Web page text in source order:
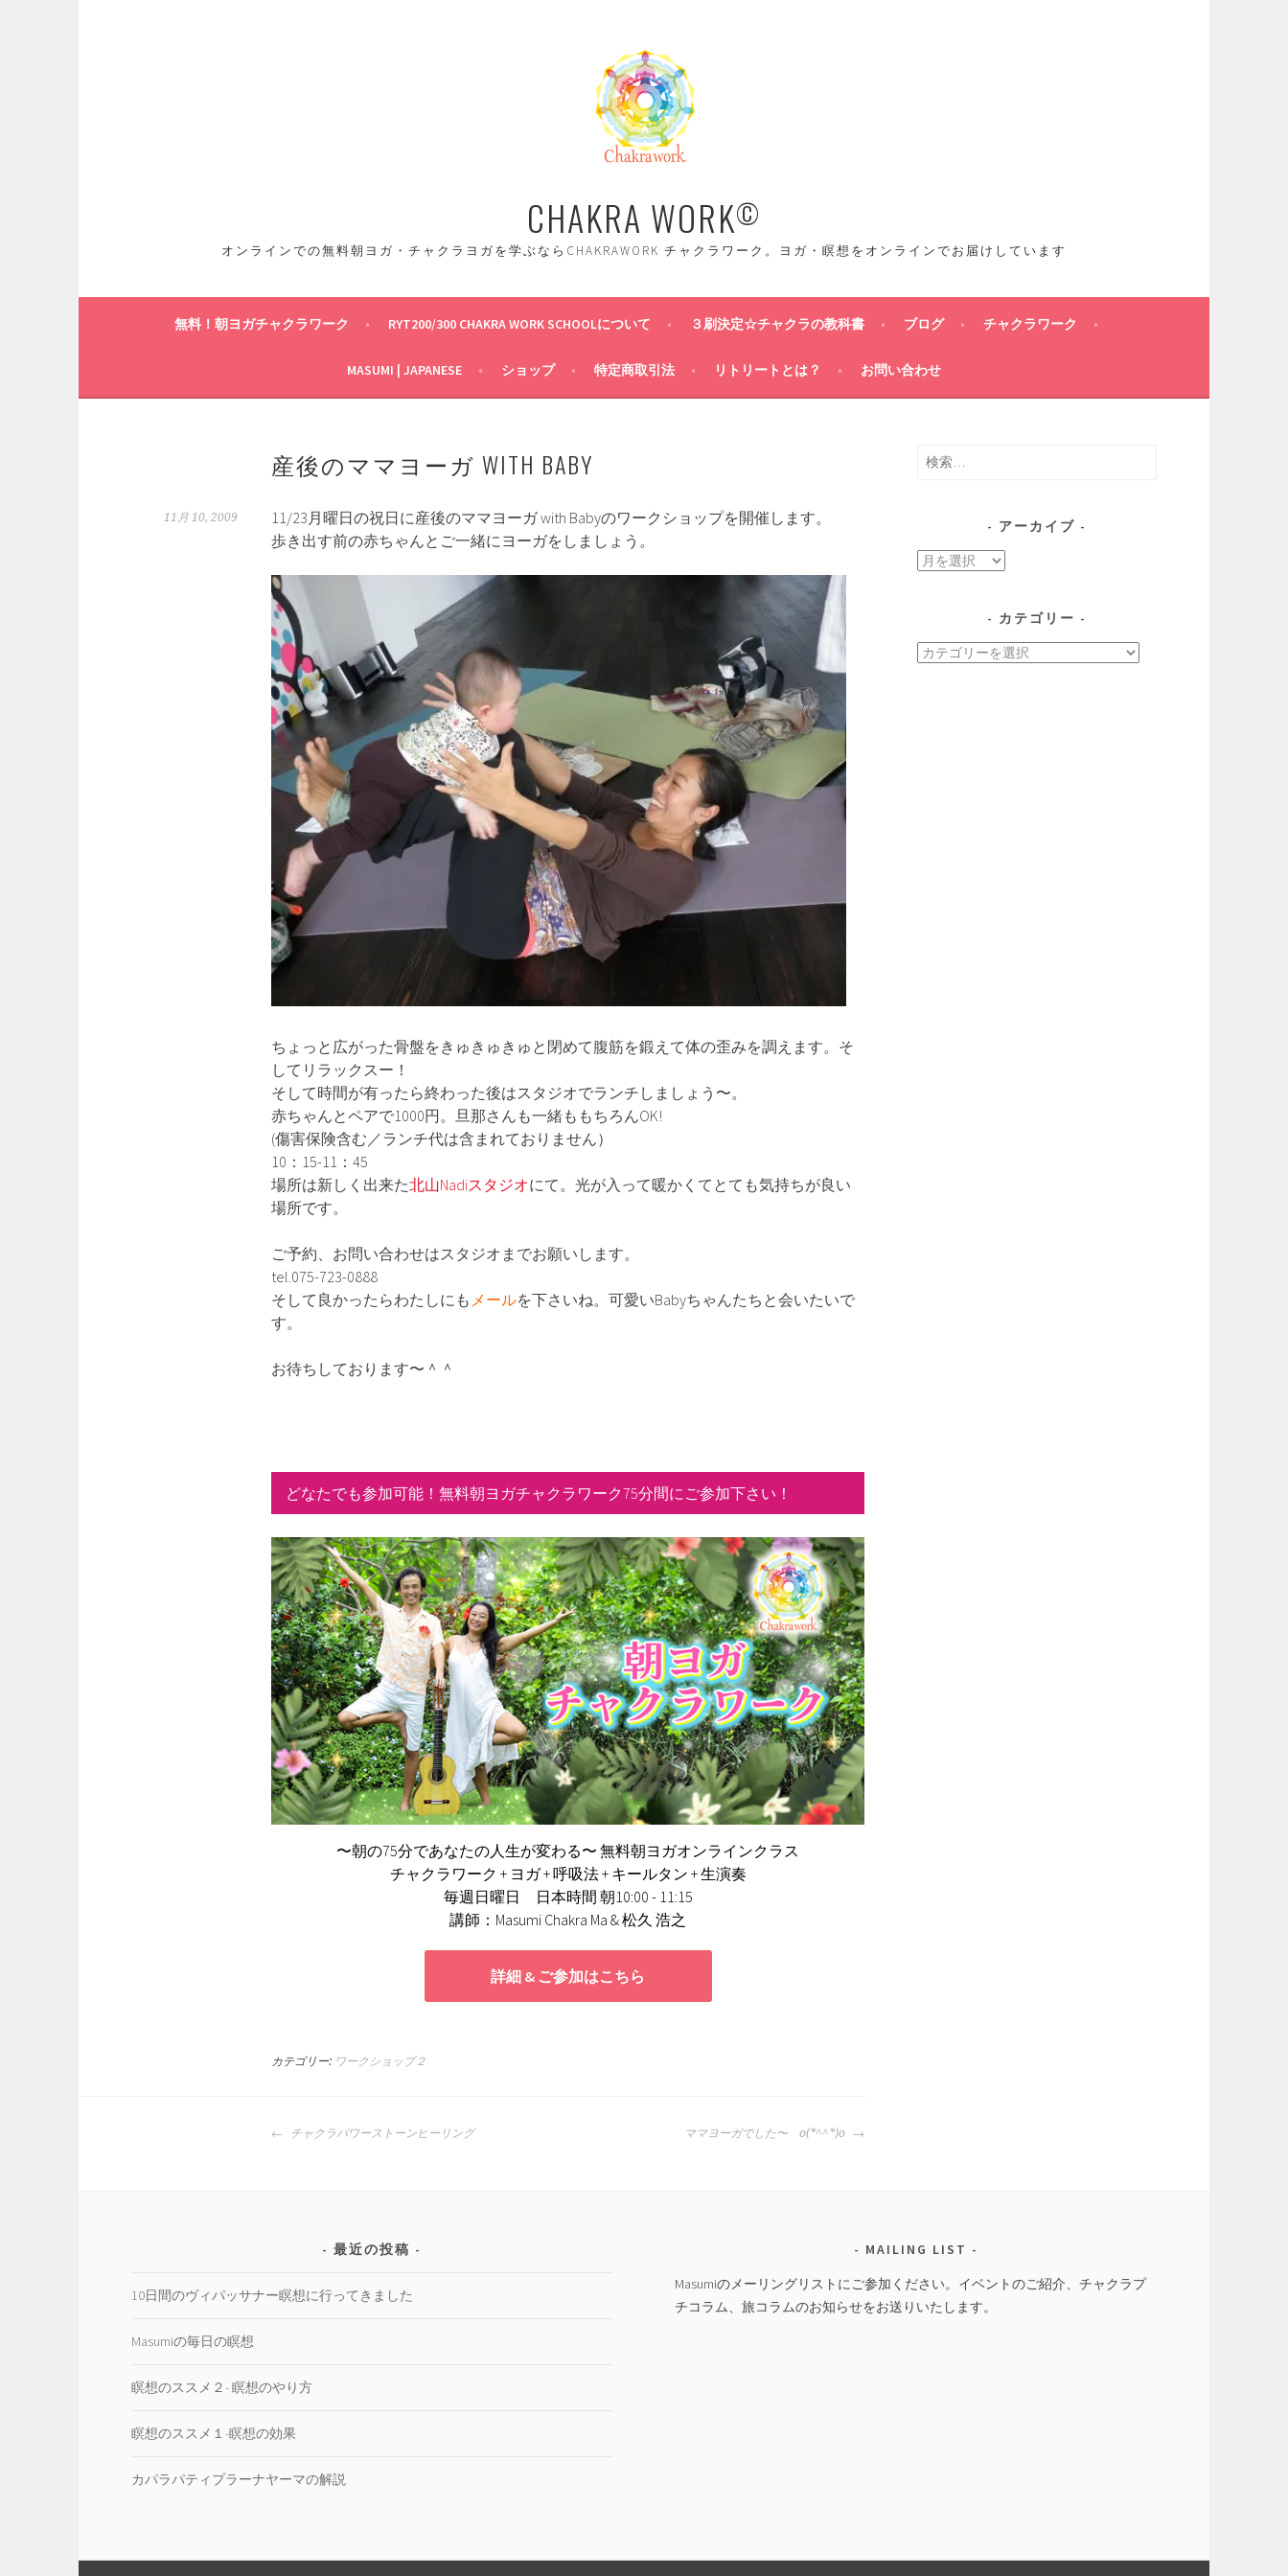
CHAKRA WORK©
オンラインでの無料朝ヨガ・チャクラヨガを学ぶならCHAKRAWORK チャクラワーク。ヨガ・瞑想をオンラインでお届けしています
無料！朝ヨガチャクラワーク RYT200/300 CHAKRA WORK SCHOOLについて ３刷決定☆チャクラの教科書 ブログ チャクラワーク
MASUMI | JAPANESE ショップ 特定商取引法 リトリートとは？ お問い合わせ
産後のママヨーガ WITH BABY
11月 10, 2009
11/23月曜日の祝日に産後のママヨーガ with Babyのワークショップを開催します。
歩き出す前の赤ちゃんとご一緒にヨーガをしましょう。
ちょっと広がった骨盤をきゅきゅきゅと閉めて腹筋を鍛えて体の歪みを調えます。そ
してリラックスー！
そして時間が有ったら終わった後はスタジオでランチしましょう〜。
赤ちゃんとペアで1000円。旦那さんも一緒ももちろんOK!
(傷害保険含む／ランチ代は含まれておりません）
10：15-11：45
場所は新しく出来た北山Nadiスタジオにて。光が入って暖かくてとても気持ちが良い
場所です。
ご予約、お問い合わせはスタジオまでお願いします。
tel.075-723-0888
そして良かったらわたしにも メールを下さいね。可愛いBabyちゃんたちと会いたいで
す。
お待ちしております〜＾＾
どなたでも参加可能！無料朝ヨガチャクラワーク75分間にご参加下さい！
〜朝の75分であなたの人生が変わる〜 無料朝ヨガオンラインクラス
チャクラワーク + ヨガ + 呼吸法 + キールタン + 生演奏
毎週日曜日 日本時間 朝10:00 - 11:15
講師：Masumi Chakra Ma & 松久 浩之
詳細 & ご参加はこちら
カテゴリー: ワークショップ２
投
ョ
チャクラパワーストーンヒーリング ママヨーガでした〜 o(*^^*)o
検
アーカイブ
ア
ブ
カテゴリー
カ
最近の投稿
10日間のヴィパッサナー瞑想に行ってきました
Masumiの毎日の瞑想
瞑想のススメ２- 瞑想のやり方
瞑想のススメ１-瞑想の効果
カパラパティプラーナヤーマの解説
MAILING LIST
Masumiのメーリングリストにご参加ください。イベントのご紹介、チャクラプ
チコラム、旅コラムのお知らせをお送りいたします。